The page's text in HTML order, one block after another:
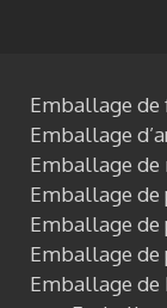
Emballage de
Emballage
Emballage de
Emballage de
Emballage de
Emballage de
Emballage de